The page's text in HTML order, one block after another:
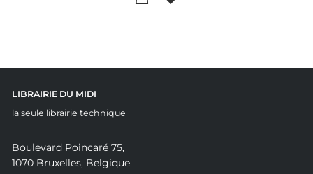
LIBRAIRIE DU MIDI
la seule librairie technique
Boulevard Poincaré 75,
1070 Bruxelles, Belgique